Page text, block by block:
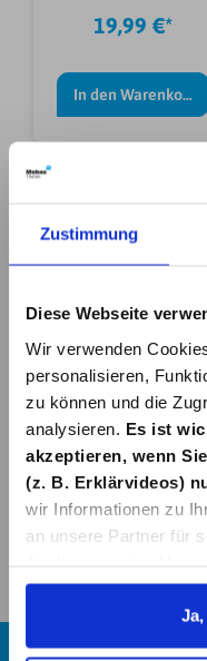
Zustimmung
Diese Webseite
Wir verwenden
personalisieren,
zu können und die
analysieren. Es ist
akzeptieren, wenn
(z. B. Erklärvideos)
wir Informationen zu
an unsere Partner für
Informationen
zusammen, die Sie
sie im Rahmen Ihrer
Anzeige
19,99 €*
In den Warenkorb